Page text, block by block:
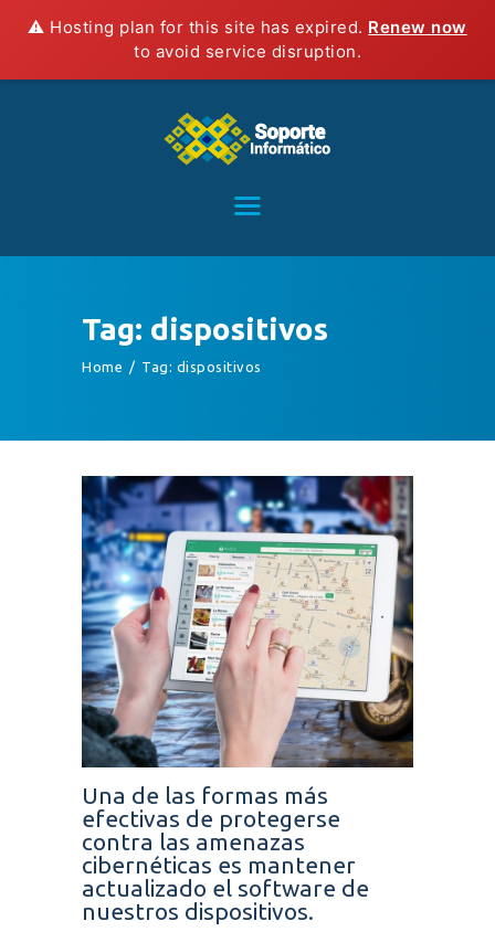
⚠️ Hosting plan for this site has expired. Renew now
to avoid service disruption.
Tag: dispositivos
Home Tag: dispositivos
HOME
BLOG
Una de las formas más
efectivas de protegerse
contra las amenazas
cibernéticas es mantener
actualizado el software de
nuestros dispositivos.